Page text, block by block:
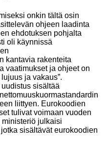
onkin tältä osin
ohjeen laadinta
ehdotuksen pohjalta
oli käynnissä
kantavia rakenteita
vaatimukset ja ohjeet on
ja vakaus”.
sisältää
liittyen. Eurokoodien
tulivat voimaan vuoden
julkaisi
sisältävät eurokoodien